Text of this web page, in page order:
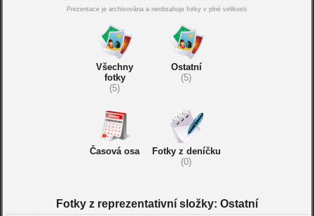
Prezentace je archivována a neobsahuje fotky v plné velikosti
Všechny
fotky
(5)
Ostatní
(5)
Časová osa
Fotky z deníčku
(0)
Fotky z reprezentativní složky: Ostatní